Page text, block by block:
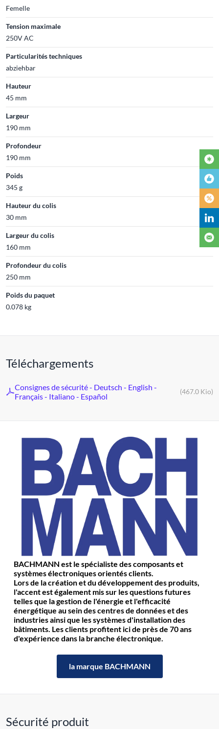
Femelle
Tension maximale
250V AC
Particularités techniques
abziehbar
Hauteur
45 mm
Largeur
190 mm
Profondeur
190 mm
Poids
345 g
Hauteur du colis
30 mm
Largeur du colis
160 mm
Profondeur du colis
250 mm
Poids du paquet
0.078 kg
Téléchargements
Consignes de sécurité - Deutsch - English -
Français - Italiano - Español
(467.0 Kio)
BACHMANN est le spécialiste des composants et
systèmes électroniques orientés clients.
Lors de la création et du développement des produits,
l'accent est également mis sur les questions futures
telles que la gestion de l'énergie et l'efficacité
énergétique au sein des centres de données et des
industries ainsi que les systèmes d'installation des
bâtiments. Les clients profitent ici de près de 70 ans
d'expérience dans la branche électronique.
la marque BACHMANN
Sécurité produit